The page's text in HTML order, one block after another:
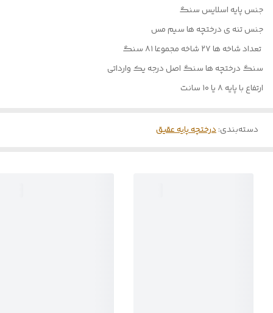
جنس پایه اسلایس سنگ
جنس تنه ی درختچه ها سیم مس
تعداد شاخه ها ۲۷ شاخه مجموعا ۸۱ سنگ
سنگ درختچه ها سنگ اصل درجه یک وارداتی
ارتفاع با پایه ۸ یا ۱۰ سانت
دسته‌بندی:درختچه پایه عقیق